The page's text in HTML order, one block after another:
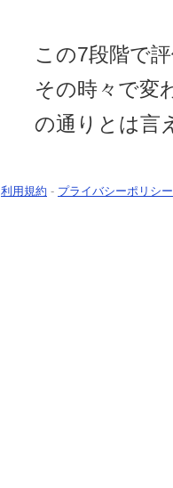
この7段階で
その時々で変
の通りとは言
利用規約 - プライバシーポリシー